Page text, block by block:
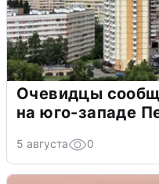
Очевидцы
на юго-западе
5 августа 0